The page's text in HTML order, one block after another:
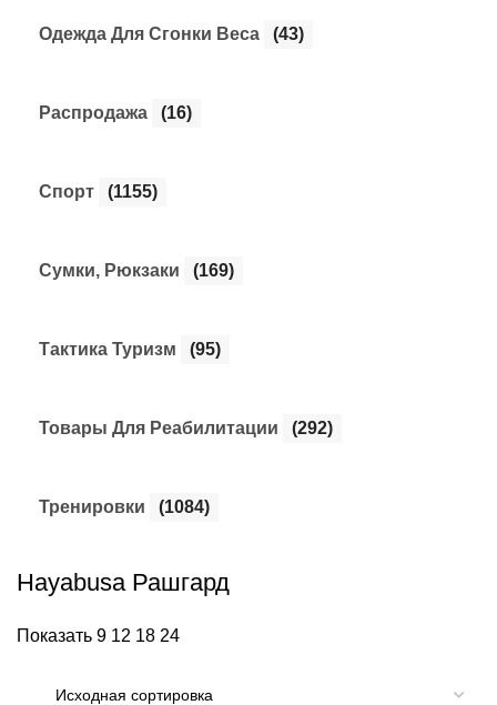
Одежда Для Сгонки Веса (43)
Распродажа (16)
Спорт (1155)
Сумки, Рюкзаки (169)
Тактика Туризм (95)
Товары Для Реабилитации (292)
Тренировки (1084)
Hayabusa Рашгард
Показать 9 12 18 24